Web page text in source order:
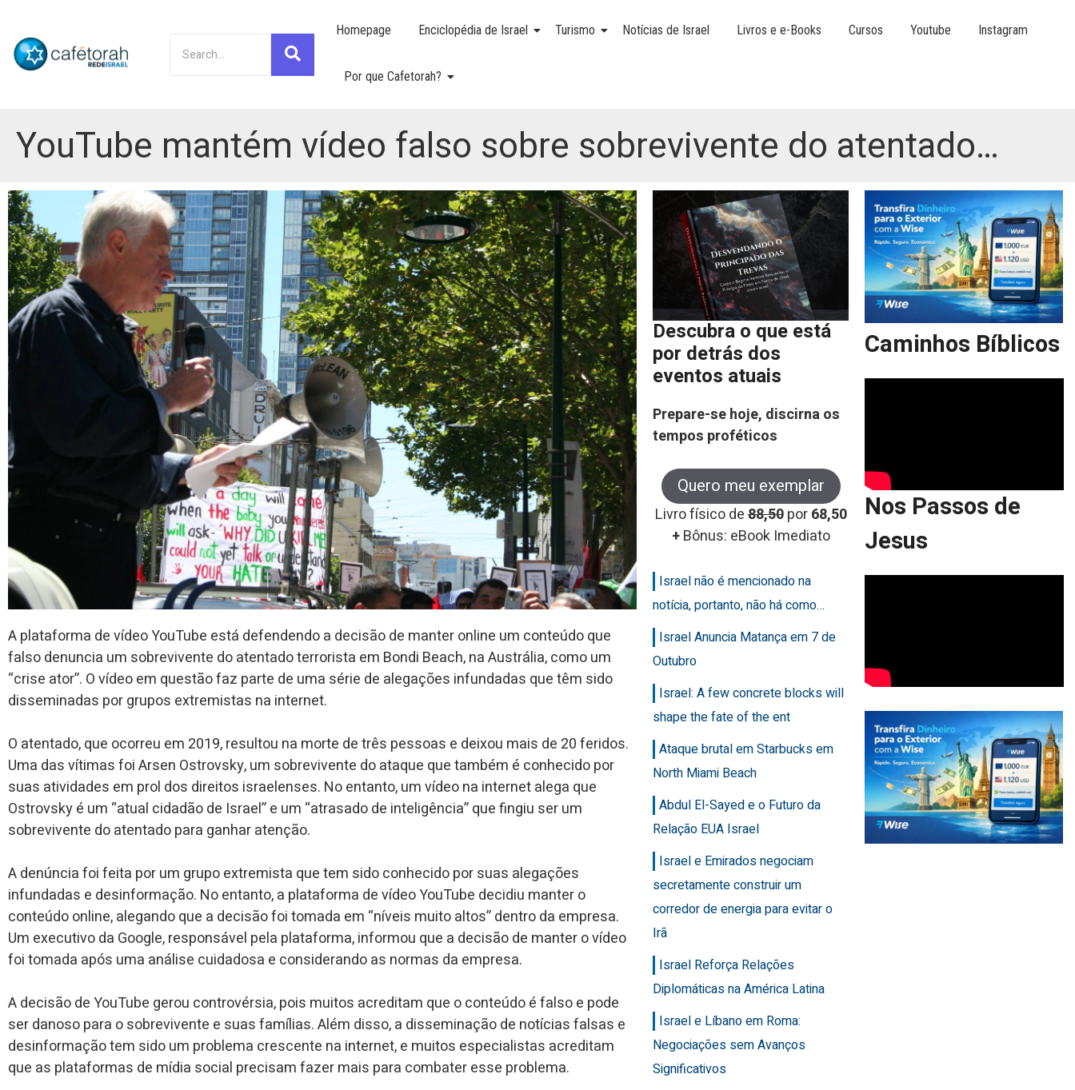
Homepage Enciclopédia de Israel Turismo Notícias de Israel Livros e e-Books Cursos Youtube Instagram
Por que Cafetorah?
YouTube mantém vídeo falso sobre sobrevivente do atentado…
A plataforma de vídeo YouTube está defendendo a decisão de manter online um conteúdo que
falso denuncia um sobrevivente do atentado terrorista em Bondi Beach, na Austrália, como um
“crise ator”. O vídeo em questão faz parte de uma série de alegações infundadas que têm sido
disseminadas por grupos extremistas na internet.
O atentado, que ocorreu em 2019, resultou na morte de três pessoas e deixou mais de 20 feridos.
Uma das vítimas foi Arsen Ostrovsky, um sobrevivente do ataque que também é conhecido por
suas atividades em prol dos direitos israelenses. No entanto, um vídeo na internet alega que
Ostrovsky é um “atual cidadão de Israel” e um “atrasado de inteligência” que fingiu ser um
sobrevivente do atentado para ganhar atenção.
A denúncia foi feita por um grupo extremista que tem sido conhecido por suas alegações
infundadas e desinformação. No entanto, a plataforma de vídeo YouTube decidiu manter o
conteúdo online, alegando que a decisão foi tomada em “níveis muito altos” dentro da empresa.
Um executivo da Google, responsável pela plataforma, informou que a decisão de manter o vídeo
foi tomada após uma análise cuidadosa e considerando as normas da empresa.
A decisão de YouTube gerou controvérsia, pois muitos acreditam que o conteúdo é falso e pode
ser danoso para o sobrevivente e suas famílias. Além disso, a disseminação de notícias falsas e
desinformação tem sido um problema crescente na internet, e muitos especialistas acreditam
que as plataformas de mídia social precisam fazer mais para combater esse problema.
Descubra o que está
por detrás dos
eventos atuais
Prepare-se hoje, discirna os
tempos proféticos
Quero meu exemplar
Livro físico de88,50 por68,50
+Bônus: eBook Imediato
Israel não é mencionado na
notícia, portanto, não há como…
Israel Anuncia Matança em 7 de
Outubro
Israel: A few concrete blocks will
shape the fate of the ent
Ataque brutal em Starbucks em
North Miami Beach
Abdul El-Sayed e o Futuro da
Relação EUA Israel
Israel e Emirados negociam
secretamente construir um
corredor de energia para evitar o
Irã
Israel Reforça Relações
Diplomáticas na América Latina
Israel e Líbano em Roma:
Negociações sem Avanços
Significativos
Caminhos Bíblicos
Nos Passos de
Jesus